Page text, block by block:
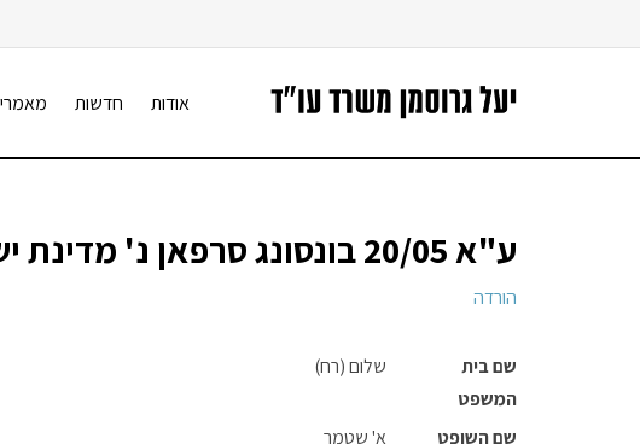
אודות חדשות
ע"א 20/05 בונסונג סרפאן נ' מדינת ישראל
הורדה
שם בית
המשפט
שלום (רח)
שם השופט
א' שטמר